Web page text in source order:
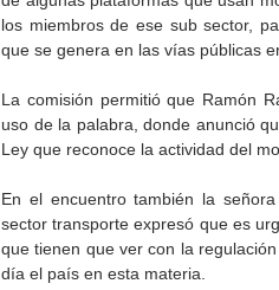
los miembros de ese sub sector,
que se genera en las vías públicas
La comisión permitió que Ramón
uso de la palabra, donde anunció
Ley que reconoce la actividad del
En el encuentro también la
sector transporte expresó que es
que tienen que ver con la
día el país en esta materia.